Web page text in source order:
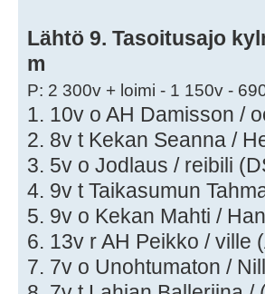
Lähtö 9. Tasoitusajo
m
P: 2 300v + loimi - 1 150v -
1. 10v o AH Damisson /
2. 8v t Kekan Seanna /
3. 5v o Jodlaus / reibili
4. 9v t Taikasumun
5. 9v o Kekan Mahti /
6. 13v r AH Peikko / ville
7. 7v o Unohtumaton /